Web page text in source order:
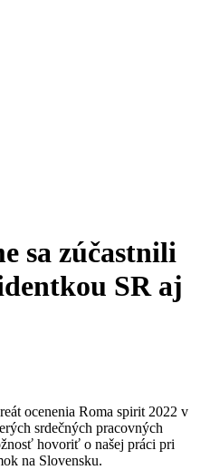
sa zúčastnili
SR aj
ocenenia Roma spirit 2022 v
srdečných pracovných
hovoriť o našej práci pri
na Slovensku.